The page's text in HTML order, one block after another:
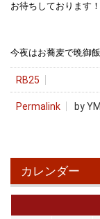
お待ちしております！
今夜はお蕎麦で晩御
RB25
Permalink by
カレンダー